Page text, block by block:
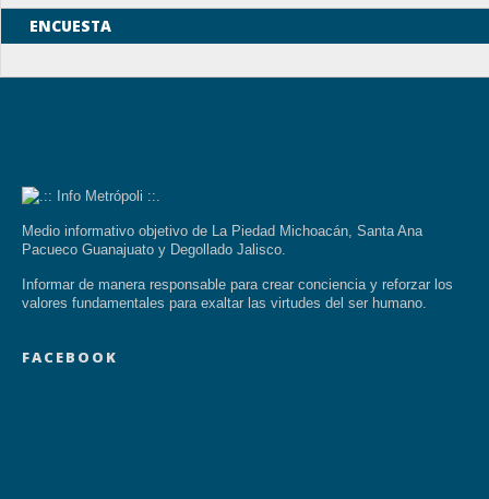
ENCUESTA
Medio informativo objetivo de La Piedad Michoacán, Santa Ana
Pacueco Guanajuato y Degollado Jalisco.
Informar de manera responsable para crear conciencia y reforzar los
valores fundamentales para exaltar las virtudes del ser humano.
FACEBOOK